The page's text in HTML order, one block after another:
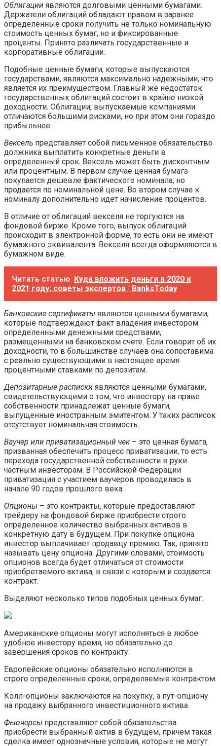
Облигации являются долговыми ценными бумагами.
Держатели облигаций обладают правом в заранее
определенные сроки получить не только номинальную
стоимость ценных бумаг, но и фиксированные
проценты. Принято различать государственные и
корпоративные облигации.
Подобные ценные бумаги, которые выпускаются
государствами, являются максимально надежными, что
является их преимуществом. Главный же недостаток
государственных облигаций состоит в крайне низкой
доходности. Облигации, выпускаемые компаниями
отличаются большими рисками, но при этом они гораздо
прибыльнее.
Вексель представляет собой письменное обязательство
должника выплатить конкретные деньги в
определенный срок. Вексель может быть дисконтным
или процентным. В первом случае ценная бумага
покупается дешевле фактического номинала, но
продается по номинальной цене. Во втором случае к
номиналу дополнительно идет начисление процентов.
В отличие от облигаций векселя не торгуются на
фондовой бирже. Кроме того, выпуск облигаций
происходит в электронной форме, то есть они не имеют
бумажного эквивалента. Векселя всегда оформляются в
бумажном виде.
Читать статью Куда вложить деньги в 2020 и
2021 году; советы экспертов | BanksToday
Банковские сертификаты являются ценными бумагами,
которые подтверждают факт владения инвестором
определенными денежными средствами,
размещенными на банковском счете. Если говорит об их
доходности, то в большинстве случаев она сопоставима
с реально существующими в настоящее время
процентными ставками по депозитам.
Депозитарные расписки являются ценными бумагами,
свидетельствующими о том, что инвестору на праве
собственности принадлежат ценные бумаги,
выпущенные иностранным эмитентом. У таких расписок
отсутствует номинальная стоимость.
Ваучер или приватизационный чек– это ценная бумага,
призванная обеспечить процесс приватизации, то есть
перехода государственной собственности в руки
частным инвесторам. В Российской Федерации
приватизация с участием ваучеров проводилась в
начале 90 годов прошлого века.
Опционы – это контракты, которые предоставляют
трейдеру на фондовой бирже приобрести строго
определенное количество выбранных активов в
конкретную дату в будущем. При покупке опциона
инвестор выплачивает продавцу премию. Так, принято
называть цену опциона. Другими словами, стоимость
опционов всегда будет отличаться от стоимости
приобретаемого актива, в связи с которым и создается
контракт.
Выделяют несколько типов подобных ценных бумаг.
Американские опционы могут исполняться в любое
удобное инвестору время, но обязательно до
завершения сроков по контракту.
Европейские опционы обязательно исполняются в
строго определенные сроки, определяемые контрактом.
Колл-опционы заключаются на покупку, а пут-опциону
на продажу выбранного инвестиционного актива.
Фьючерсы представляют собой обязательства
приобрести выбранный актив в будущем, причем такая
сделка имеет однозначные условия, которые не могут